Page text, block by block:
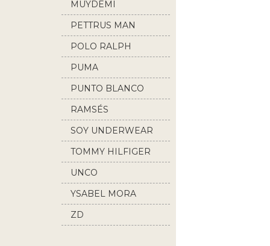
MUYDEMI
PETTRUS MAN
POLO RALPH
LAUREN
PUMA
PUNTO BLANCO
RAMSÉS
SOY UNDERWEAR
TOMMY HILFIGER
UNCO
YSABEL MORA
ZD